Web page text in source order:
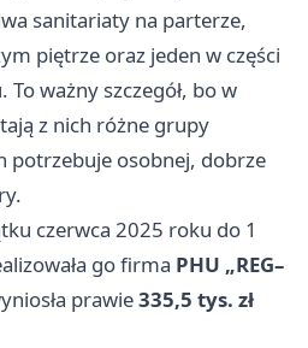
sanitariaty na parterze,
piętrze oraz jeden w części
ważny szczegół, bo w
z nich różne grupy
potrzebuje osobnej, dobrze
czerwca 2025 roku do 1
go firma PHU „REG–
prawie335,5 tys. zł